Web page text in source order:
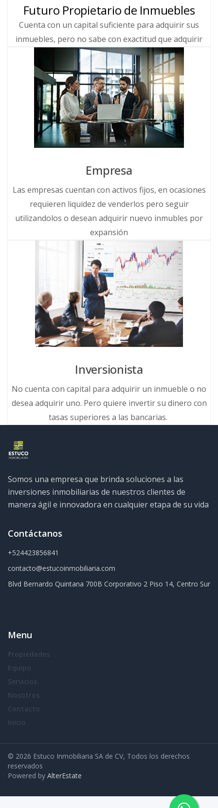
Futuro Propietario de Inmuebles
Cuenta con un capital suficiente para adquirir sus
inmuebles, pero no sabe con exactitud que adquirir
Empresa
Las empresas cuentan con activos fijos, en ocasiones
requieren liquidez de venderlos pero seguir
utilizandolos o desean adquirir nuevo inmubles por
expansión
Inversionista
No cuenta con capital para adquirir un inmueble o no
desea adquirir uno. Pero quiere invertir su dinero con
tasas superiores a las bancarias.
Somos una empresa que brinda soluciones a las
inversiones inmobiliarias de nuestros clientes de
manera ágil e innovadora en cualquier etapa de su vida
Contáctanos
+524423856841
contacto@estucoinmobiliaria.com
Blvd Bernardo Quintana 700B Corporativo 2 Piso 14, Centro Sur
Menu
Propiedades
Equipo
Servicios
Nosotros
Contacto
Inicio
© 2026 Estuco Inmobiliaria SA de CV, Todos los derechos
reservados
Powered by AlterEstate